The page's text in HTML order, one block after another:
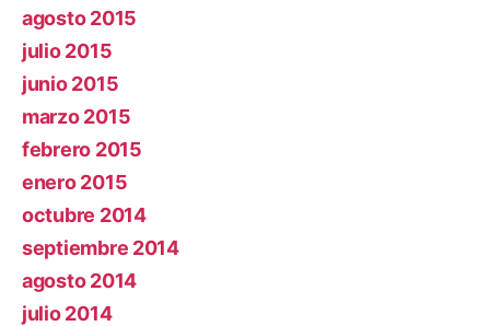
agosto 2015
julio 2015
junio 2015
marzo 2015
febrero 2015
enero 2015
octubre 2014
septiembre 2014
agosto 2014
julio 2014